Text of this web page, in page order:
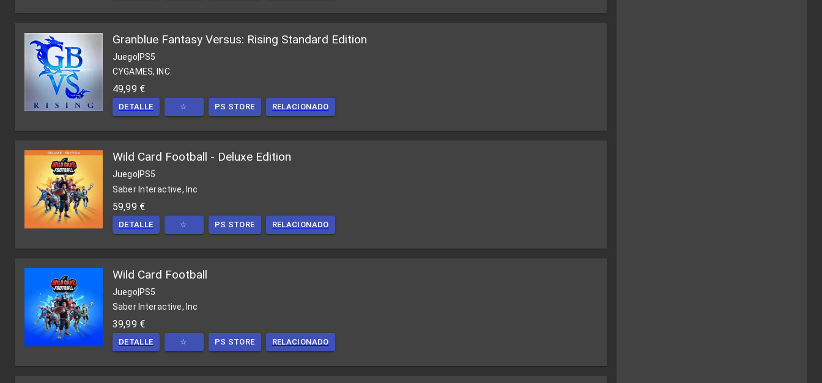
Granblue Fantasy Versus: Rising Standard Edition
Juego|PS5
CYGAMES, INC.
49,99 €
DETALLE ☆ PS STORE RELACIONADO
Wild Card Football - Deluxe Edition
Juego PS5
Saber Interactive, Inc
59,99 €
DETALLE ☆ PS STORE RELACIONADO
Wild Card Football
Juego|PS5
Saber Interactive, Inc
39,99 €
DETALLE ☆ PS STORE RELACIONADO